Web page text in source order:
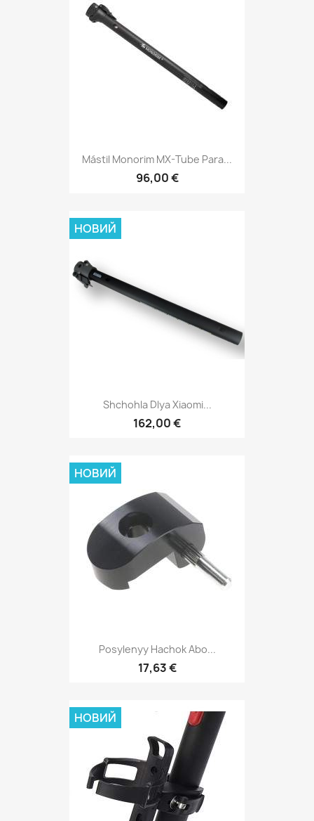
Mástil Monorim MX-Tube Para...
96,00 €
Shchohla Dlya Xiaomi...
162,00 €
НОВИЙ
Posylenyy Hachok Abo...
17,63 €
НОВИЙ
НОВИЙ